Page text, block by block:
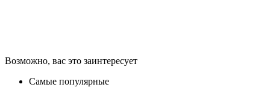
Возможно, вас это заинтересует
Самые популярные